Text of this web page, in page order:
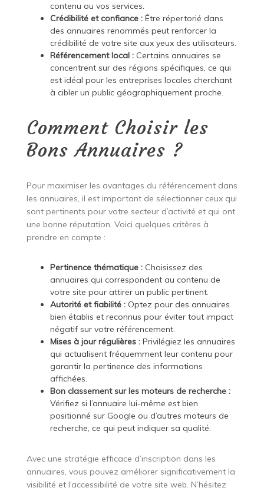
contenu ou vos services.
Crédibilité et confiance :Être répertorié dans
des annuaires renommés peut renforcer la
crédibilité de votre site aux yeux des utilisateurs.
Référencement local :Certains annuaires se
concentrent sur des régions spécifiques, ce qui
est idéal pour les entreprises locales cherchant
à cibler un public géographiquement proche.
Comment Choisir les
Bons Annuaires ?
Pour maximiser les avantages du référencement dans
les annuaires, il est important de sélectionner ceux qui
sont pertinents pour votre secteur d’activité et qui ont
une bonne réputation. Voici quelques critères à
prendre en compte :
Pertinence thématique :Choisissez des
annuaires qui correspondent au contenu de
votre site pour attirer un public pertinent.
Autorité et fiabilité :Optez pour des annuaires
bien établis et reconnus pour éviter tout impact
négatif sur votre référencement.
Mises à jour régulières :Privilégiez les annuaires
qui actualisent fréquemment leur contenu pour
garantir la pertinence des informations
affichées.
Bon classement sur les moteurs de recherche :
Vérifiez si l’annuaire lui-même est bien
positionné sur Google ou d’autres moteurs de
recherche, ce qui peut indiquer sa qualité.
Avec une stratégie efficace d’inscription dans les
annuaires, vous pouvez améliorer significativement la
visibilité et l’accessibilité de votre site web. N’hésitez